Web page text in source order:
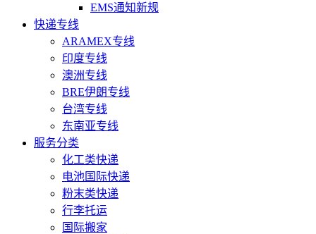
EMS通知新规
快递专线
ARAMEX专线
印度专线
澳洲专线
BRE伊朗专线
台湾专线
东南亚专线
服务分类
化工类快递
电池国际快递
粉末类快递
行李托运
国际搬家